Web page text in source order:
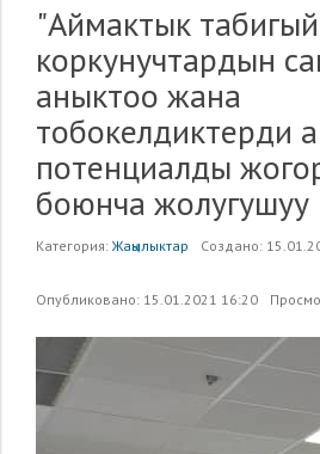
"Аймактык табигый
коркунучтардын
аныктоо жана
тобокелдиктерди
потенциалды
боюнча жолугушуу
Категория: Жаңылыктар Создано:
Опубликовано: 15.01.2021 16:20